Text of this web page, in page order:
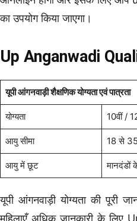
का उपयोग किया जाएगा।
Up Anganwadi
यूपी आंगनवाड़ी शैक्षणिक योग्यता एवं पात्रता
योग्यता 10वीं /
आयु सीमा 18 से
आयु में छूट मानदंडों
यूपी आंगनवाड़ी योग्यता की पूरी
महिलाएँ अधिक जानकारी के